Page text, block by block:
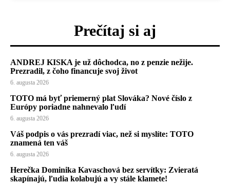
Prečítaj si aj
ANDREJ KISKA je už dôchodca, no z penzie nežije.
Prezradil, z čoho financuje svoj život
6. augusta 2026
TOTO má byť priemerný plat Slováka? Nové číslo z
Európy poriadne nahnevalo ľudí
6. augusta 2026
Váš podpis o vás prezradí viac, než si myslíte: TOTO
znamená ten váš
6. augusta 2026
Herečka Dominika Kavaschová bez servítky: Zvieratá
skapínajú, ľudia kolabujú a vy stále klamete!